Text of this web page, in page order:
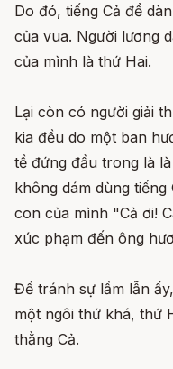
Do đó, tiếng Cả để
của vua. Người lương
của mình là thứ Hai.
Lại còn có người giải
kia đều do một ban
tề đứng đầu trong là
không dám dùng
con của mình "Cả ơi!
xúc phạm đến ông
Để tránh sự lầm lẫn
một ngôi thứ khá, thứ
thằng Cả.